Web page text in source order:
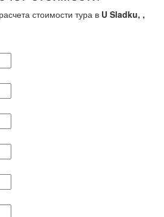
стоимости тура в U Sladku, ,